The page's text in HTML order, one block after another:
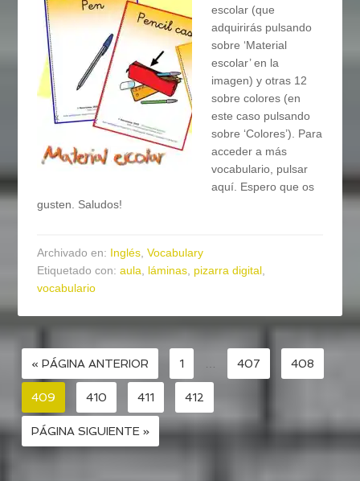
escolar (que
adquirirás pulsando
sobre ‘Material
escolar’ en la
imagen) y otras 12
sobre colores (en
este caso pulsando
sobre ‘Colores’). Para
acceder a más
vocabulario, pulsar
aquí. Espero que os
gusten. Saludos!
Archivado en: Inglés,Vocabulary
Etiquetado con:aula, láminas, pizarra digital,
vocabulario
« PÁGINA ANTERIOR 1 … 407 408
409 410 411 412
PÁGINA SIGUIENTE »